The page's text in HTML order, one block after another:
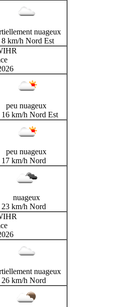
nuageux
8 km/h Nord Est
peu nuageux
16 km/h Nord Est
peu nuageux
17 km/h Nord
nuageux
23 km/h Nord
nuageux
26 km/h Nord